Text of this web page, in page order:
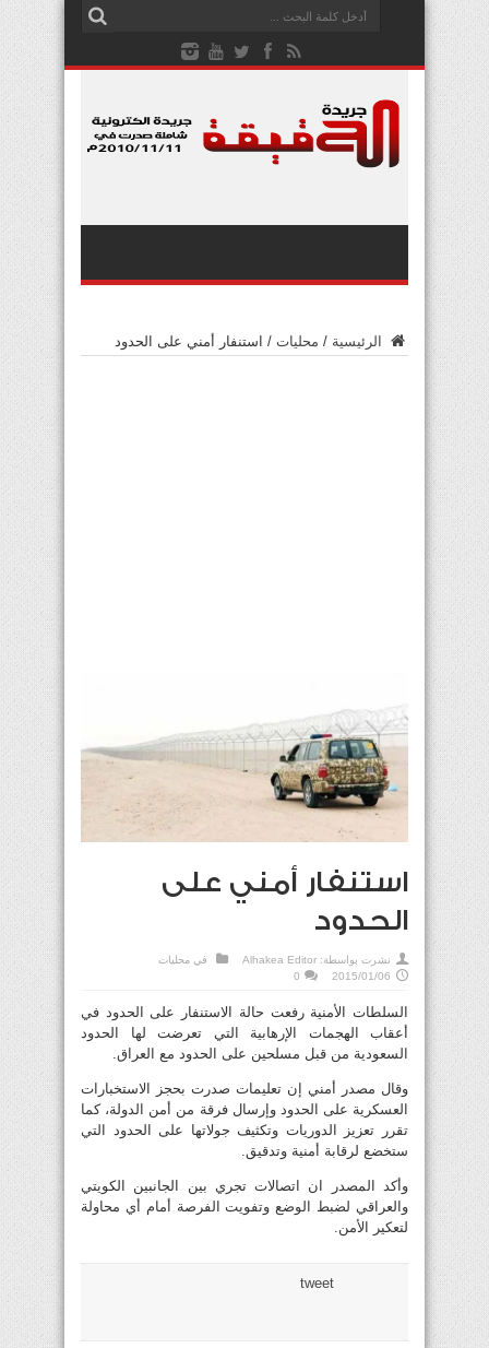
الرئيسية / محليات / استنفار أمني على الحدود
استنفار أمني على
الحدود
نشرت بواسطة: Alhakea Editor في محليات
2015/01/06
0
السلطات الأمنية رفعت حالة الاستنفار على الحدود في
أعقاب الهجمات الإرهابية التي تعرضت لها الحدود
السعودية من قبل مسلحين على الحدود مع العراق.
وقال مصدر أمني إن تعليمات صدرت بحجز الاستخبارات
العسكرية على الحدود وإرسال فرقة من أمن الدولة، كما
تقرر تعزيز الدوريات وتكثيف جولاتها على الحدود التي
ستخضع لرقابة أمنية وتدقيق.
وأكد المصدر ان اتصالات تجري بين الجانبين الكويتي
والعراقي لضبط الوضع وتفويت الفرصة أمام أي محاولة
لتعكير الأمن.
tweet